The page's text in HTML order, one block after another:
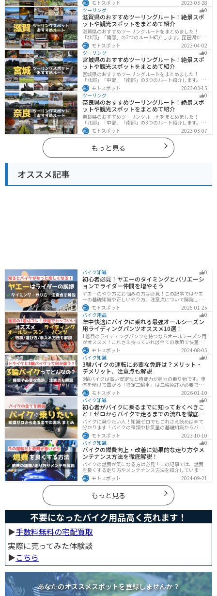
トと、自然も街も楽しめるスポットが多数あります。バ
イクで東京都にツーリングに行く際は参考にしてくださ
い。
モトスポット
2023-03-28
ツーリング
0
滋賀県のおすすめツーリングルート！絶景スポ
ットや観光スポットをまとめて紹介
滋賀県のおすすめツーリングルートをまとめました！
「北部」「南部」の2つのルート紹介します。琵琶湖だけ
でなく、比叡山ドライブウェイなどの山を楽しめるスポ
ットも多数あります。バイクで滋賀県にツーリングに行
く際は参考にしてください。
モトスポット
2023-04-02
ツーリング
0
宮城県のおすすめツーリングルート！絶景スポ
ットや観光スポットをまとめて紹介
宮城県のおすすめツーリングルートをまとめました！
「北部」「中部」「南部」の3つのルート紹介します。キ
ツネ村や広大な山や滝、湖などを歴史や自然を満喫する
ツーリングができます。バイクで宮城県にツーリングに
行く際は参考にしてください。
モトスポット
2023-03-15
ツーリング
0
奈良県のおすすめツーリングルート！絶景スポ
ットや観光スポットをまとめて紹介
奈良県のおすすめツーリングルートをまとめました！
「北部」「中部」「南部」の3つのルート紹介します。歴
史のある神社寺院が多数あり、自然豊かや山々、グルメ
を満喫するツーリングができます。バイクで奈良県にツ
ーリングに行く際は参考にしてください。
モトスポット 2023-03-07
もっと見る
オススメ記事
バイク知識 0
初心者必見！ヤエーのタイミングとバリエーシ
ョンでライダー仲間を増やそう
ヤエーのやり方にお悩みの方は必見！この記事ではヤエ
ーの基礎知識や正しいやり方、注意点について解説しま
す。実はヤエーには、ツーリング中の連帯感を高める効
果があります。この記事を読めば、ヤエーの楽しみ方と
安全に行うポイントがわかるでしょう。
モトスポット
2025-01-25
バイク用品
0
年中快適にバイクに乗れる最強オールシーズン
用ライディングパンツオススメ10選！
1着目のライディングパンツを持つならオールシーズン用
がオススメ！これさえ持っていれば全ての季節で快適に
ツーリングできます。快適性だけでなく、機能性やデザ
インに優れたものも多くあるので、安全にカッコよくバ
イクに乗りたい人は是非持っておきましょう。
モトスポット
2024-08-05
バイク知識
0
3輪バイクの運転に必要な免許は？メリット・
デメリット、注意点も解説
3輪バイクは高い安定性と積載力が魅力の乗り物です。車
体を傾けて曲がる「特定二輪車」は二輪免許が必要です
が、自立する「トライク」は普通自動車免許で運転で
き、ヘルメット着用も任意です。維持費はバイク並みです
が、運転特性や駐車ルールは車種により異なるため、事
前の確認が大切です。
モトスポット
2026-01-10
バイク知識
0
初心者がバイクに乗るまでに知っておくべきこ
と！ゼロからバイクで走るまでの流れを徹底解
説
バイクに乗りたい人！知識ゼロでもこれさえ読めば全て
分かります！バイクの種類や排気量の基礎知識からバイ
クの選び方、免許の取り方、購入、納車、その後のバイ
クライフまで全てサポートします！
モトスポット
2023-10-10
バイク知識
0
バイクの燃費向上・改善に効果的な走り方やメ
ンテナンス方法を徹底解説！
バイクの燃費が気になる方は必見！この記事では、燃費
を良くする走り方やメンテナンス方法を紹介していま
す。実は、車体そのものや荷物を軽くすることで、燃費
の向上が可能です。この記事を読めば、燃費を改善する
具体的な方法がわかります。
モトスポット 2024-09-21
もっと見る
不要になったバイク用品高く売れます！
▶︎手数料無料の宅配買取
実際に売ってみた体験談
▶︎こちら
あなたのオススメスポットを登録しませんか？